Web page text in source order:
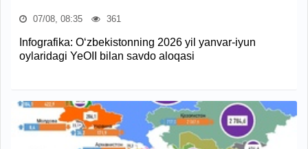
07/08, 08:35 361
Infografika: O‘zbekistonning 2026 yil yanvar-iyun
oylaridagi YeOII bilan savdo aloqasi